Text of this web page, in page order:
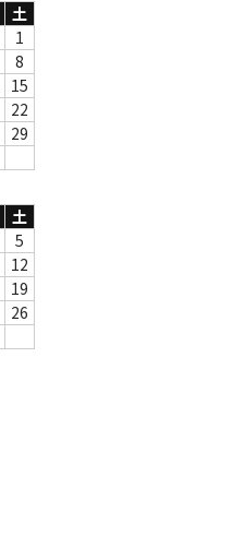
土
1
8
15
22
29
土
5
12
19
26